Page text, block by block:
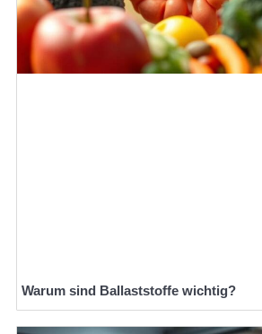
Warum sind Ballaststoffe wichtig?